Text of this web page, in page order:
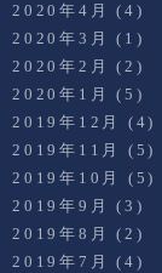
2020年4月
(4)
2020年3月
(1)
2020年2月
(2)
2020年1月
(5)
2019年12月
(4)
2019年11月
(5)
2019年10月
(5)
2019年9月
(3)
2019年8月
(2)
2019年7月
(4)